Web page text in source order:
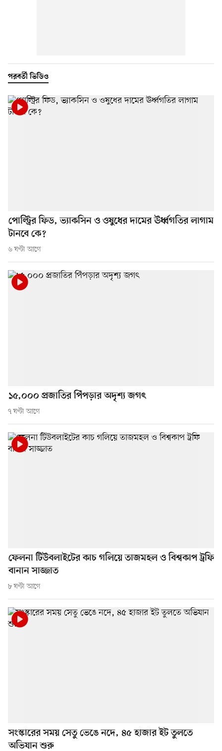
পরবর্তী ভিডিও
পোল্ট্রির ফিড, ভ্যাকসিন ও ওষুধের দামের ঊর্ধ্বগতির লাগাম
টানবে কে?
৬ ঘণ্টা আগে
১৫,০০০ প্রজাতির পিঁপড়ার অদৃশ্য জগৎ
৭ ঘণ্টা আগে
ফেলনা টিউবলাইটের কাচ গলিয়ে তাজমহল ও বিশ্বকাপ ট্রফি
বানান সাজ্জাত
৮ ঘণ্টা আগে
সংস্কারের সময় সেতু ভেঙে নদে, ৪৫ হাজার ইট তুলতে
অভিযান শুরু